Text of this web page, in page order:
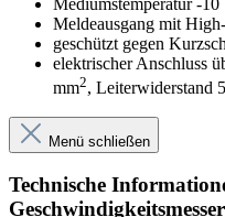
Mediumstemperatur -10
Meldeausgang mit
geschützt gegen
elektrischer Anschluss
mm2, Leiterwiderstand
Menü schließen
Technische